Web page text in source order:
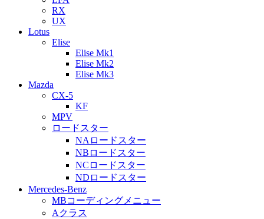
RX
UX
Lotus
Elise
Elise Mk1
Elise Mk2
Elise Mk3
Mazda
CX-5
KF
MPV
ロードスター
NAロードスター
NBロードスター
NCロードスター
NDロードスター
Mercedes-Benz
MBコーディングメニュー
Aクラス